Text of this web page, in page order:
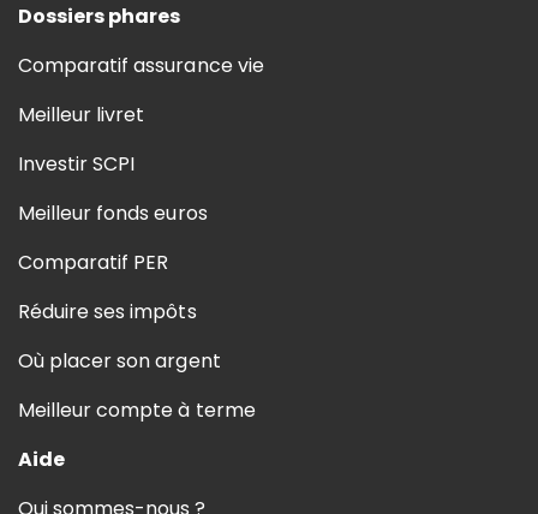
Dossiers phares
Comparatif assurance vie
Meilleur livret
Investir SCPI
Meilleur fonds euros
Comparatif PER
Réduire ses impôts
Où placer son argent
Meilleur compte à terme
Aide